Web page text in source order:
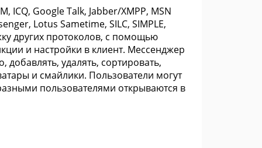
ICQ, Google Talk, Jabber/XMPP, MSN
Lotus Sametime, SILC, SIMPLE,
других протоколов, с помощью
и настройки в клиент. Мессенджер
удалять, сортировать,
и смайлики. Пользователи могут
пользователями открываются в